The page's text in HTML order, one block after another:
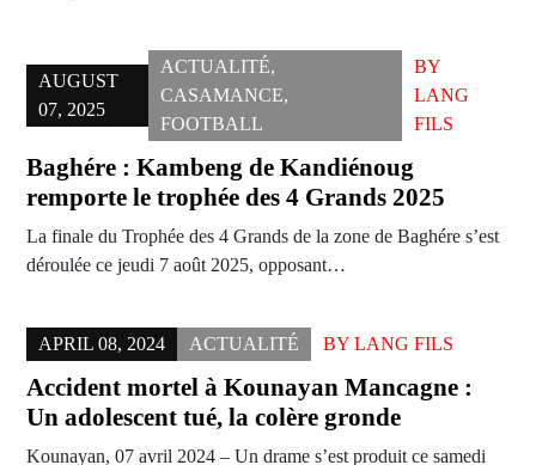
AUGUST
07, 2025
ACTUALITÉ,
CASAMANCE,
FOOTBALL
BY
LANG
FILS
Baghére : Kambeng de Kandiénoug
remporte le trophée des 4 Grands 2025
La finale du Trophée des 4 Grands de la zone de Baghére s’est
déroulée ce jeudi 7 août 2025, opposant…
APRIL 08, 2024 ACTUALITÉ BY LANG FILS
Accident mortel à Kounayan Mancagne :
Un adolescent tué, la colère gronde
Kounayan, 07 avril 2024 – Un drame s’est produit ce samedi